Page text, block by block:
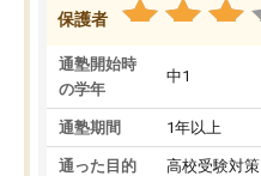
保護者
通塾開始時
の学年
中1
通塾期間 1年以上
通った目的 高校受験対策